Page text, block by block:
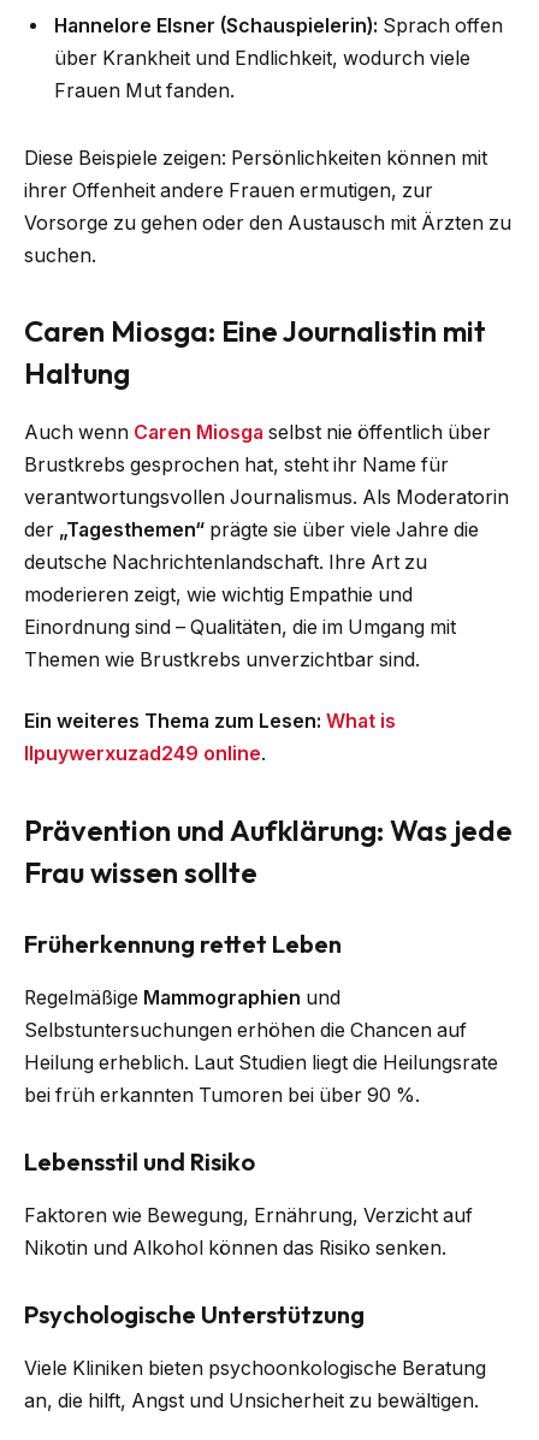
Hannelore Elsner (Schauspielerin): Sprach offen
über Krankheit und Endlichkeit, wodurch viele
Frauen Mut fanden.
Diese Beispiele zeigen: Persönlichkeiten können mit
ihrer Offenheit andere Frauen ermutigen, zur
Vorsorge zu gehen oder den Austausch mit Ärzten zu
suchen.
Caren Miosga: Eine Journalistin mit
Haltung
Auch wenn Caren Miosga selbst nie öffentlich über
Brustkrebs gesprochen hat, steht ihr Name für
verantwortungsvollen Journalismus. Als Moderatorin
der „Tagesthemen“ prägte sie über viele Jahre die
deutsche Nachrichtenlandschaft. Ihre Art zu
moderieren zeigt, wie wichtig Empathie und
Einordnung sind – Qualitäten, die im Umgang mit
Themen wie Brustkrebs unverzichtbar sind.
Ein weiteres Thema zum Lesen: What is
llpuywerxuzad249 online.
Prävention und Aufklärung: Was jede
Frau wissen sollte
Früherkennung rettet Leben
Regelmäßige Mammographien und
Selbstuntersuchungen erhöhen die Chancen auf
Heilung erheblich. Laut Studien liegt die Heilungsrate
bei früh erkannten Tumoren bei über 90 %.
Lebensstil und Risiko
Faktoren wie Bewegung, Ernährung, Verzicht auf
Nikotin und Alkohol können das Risiko senken.
Psychologische Unterstützung
Viele Kliniken bieten psychoonkologische Beratung
an, die hilft, Angst und Unsicherheit zu bewältigen.